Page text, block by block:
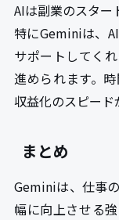
AIは副業のスター
特にGeminiは、
サポートしてく
進められます。
収益化のスピード
まとめ
Geminiは、仕事
幅に向上させる